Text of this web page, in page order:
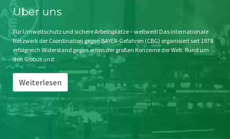
Impressum
Störfälle
Jahrestagung
SPENDEN
Über uns
Für Umweltschutz und sichere Arbeitsplätze – weltweit! Das internationale
Netzwerk der Coordination gegen BAYER-Gefahren (CBG) organisiert seit 1978
erfolgreich Widerstand gegen einen der großen Konzerne der Welt. Rund um
den Globus und…
Weiterlesen